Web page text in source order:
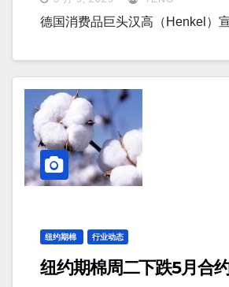
德国消费品巨头汉高（Henkel）
纽约期棉 行业动态
纽约期棉周二下跌5月合